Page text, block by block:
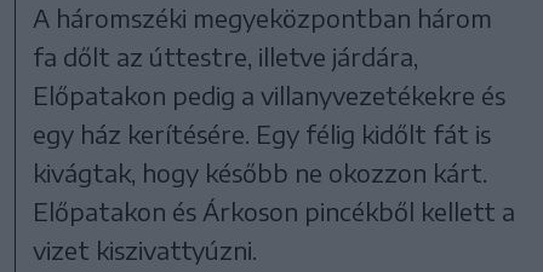
A háromszéki megyeközpontban három
fa dőlt az úttestre, illetve járdára,
Előpatakon pedig a villanyvezetékekre és
egy ház kerítésére. Egy félig kidőlt fát is
kivágtak, hogy később ne okozzon kárt.
Előpatakon és Árkoson pincékből kellett a
vizet kiszivattyúzni.